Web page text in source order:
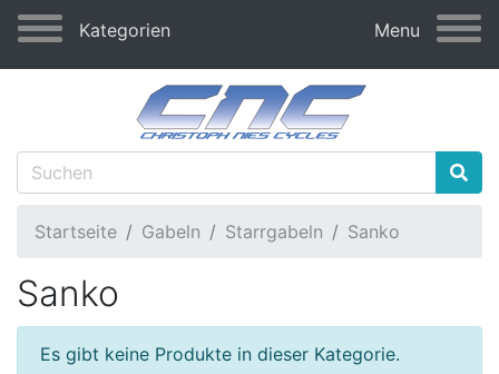
Kategorien Menu
Startseite Gabeln Starrgabeln Sanko
Sanko
Es gibt keine Produkte in dieser Kategorie.